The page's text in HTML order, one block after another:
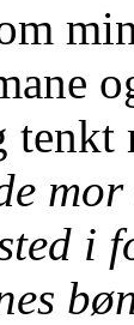
tenkt
i